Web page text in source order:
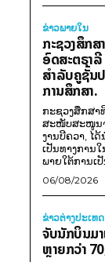
ຂ່າວພາຍ​ໃນ
ກະຊວງສຶກ
ອົດສະຕຣາລີ
ສຳລັບຄູຊັ້ນ
ການສຶກສາ.
ກະຊວງສຶກສາ
ສະໜັບສະໜູນ
ງານບີຄວາ, ໄ
ເປັນທາງການ
ພາຍໃຕ້ການເ
06/08/2026
ຂ່າວຕ່າງປະເທດ
ຈັບນັກບິນມາ
ຫຼາຍກວ່າ